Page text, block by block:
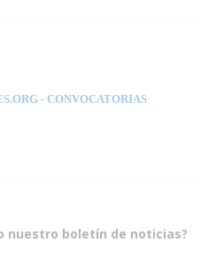
- CONVOCATORIAS
nuestro boletín de noticias?